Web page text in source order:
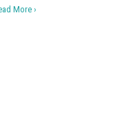
More ›